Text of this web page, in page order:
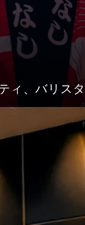
ィ、バリス